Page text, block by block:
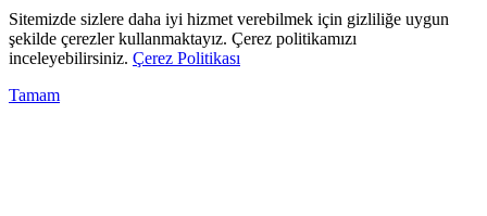
Sitemizde sizlere daha iyi hizmet verebilmek için gizliliğe uygun
şekilde çerezler kullanmaktayız. Çerez politikamızı
inceleyebilirsiniz. Çerez Politikası
Tamam